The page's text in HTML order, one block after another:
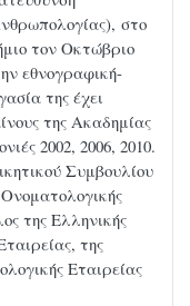
στο
τον Οκτώβριο
εθνογραφική-
της έχει
της Ακαδημίας
2002, 2006, 2010.
Συμβουλίου
της Ελληνικής
της
Εταιρείας